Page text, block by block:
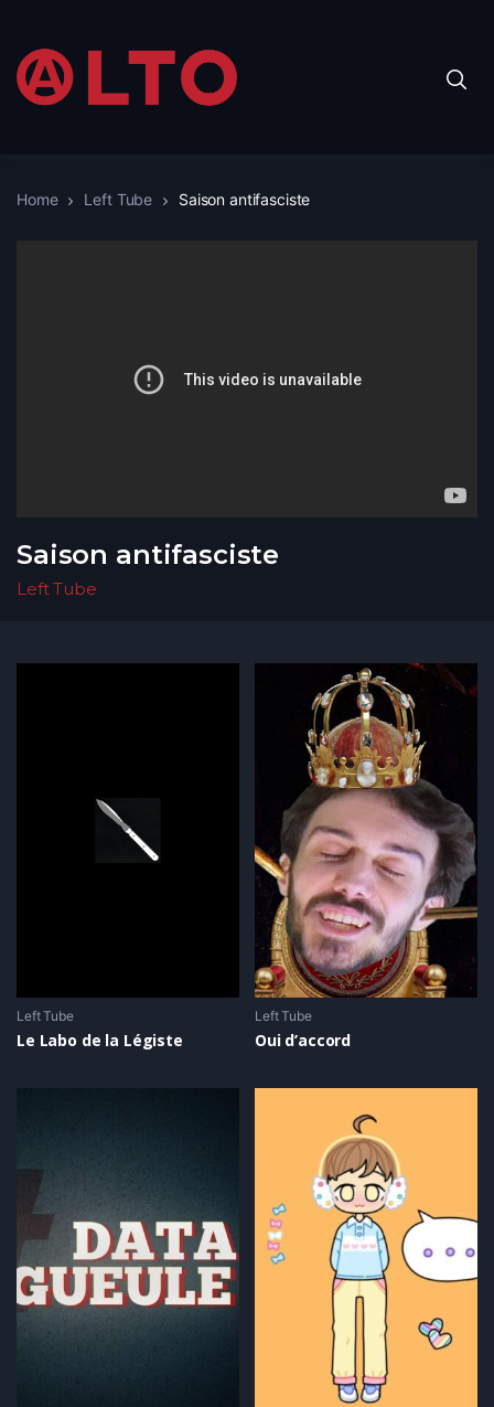
Home Left Tube Saison antifasciste
Saison antifasciste
Left Tube
Left Tube
Le Labo de la Légiste
Left Tube
Oui d’accord